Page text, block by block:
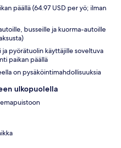
päällä (64.97 USD per yö; ilman
busseille ja kuorma-autoille
pyörätuolin käyttäjille soveltuva
paikan päällä
on pysäköintimahdollisuuksia
ulkopuolella